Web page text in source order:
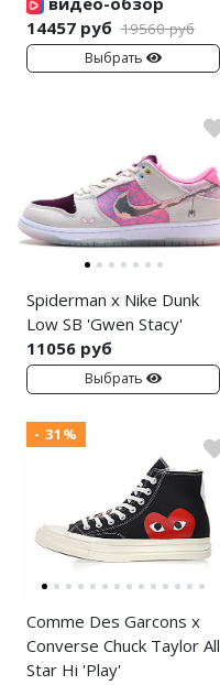
14457 руб 19560 руб
Выбрать
Spiderman x Nike Dunk
Low SB 'Gwen Stacy'
11056 руб
Выбрать
- 31%
Comme Des Garcons x
Converse Chuck Taylor All
Star Hi 'Play'